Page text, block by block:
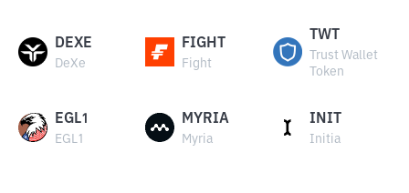
DEXE
DeXe
FIGHT
Fight
TWT
Trust Wallet
Token
EGL1
EGL1
MYRIA
Myria
INIT
Initia